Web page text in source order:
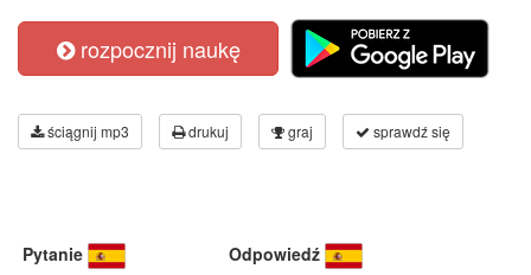
rozpocznij naukę
ściągnij mp3 drukuj graj sprawdź się
Pytanie Odpowiedź